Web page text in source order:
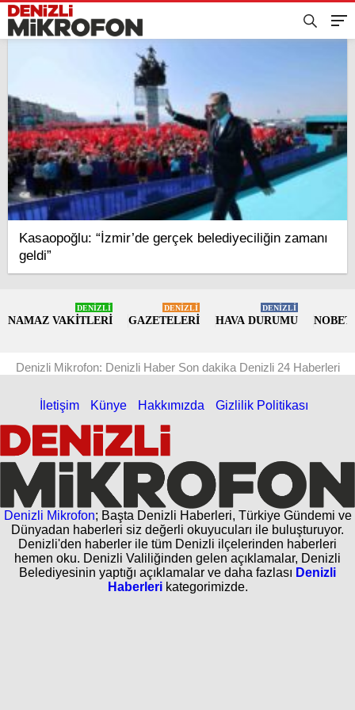
Kasaopoğlu: “İzmir’de gerçek belediyeciliğin zamanı
geldi”
NAMAZ VAKİTLERİ
DENİZLİ
GAZETELERİ
DENİZLİ
HAVA DURUMU
DENİZLİ
Denizli Mikrofon: Denizli Haber Son dakika Denizli 24 Haberleri
İletişim Künye Hakkımızda Gizlilik Politikası
Denizli Mikrofon; Başta Denizli Haberleri, Türkiye Gündemi ve
Dünyadan haberleri siz değerli okuyucuları ile buluşturuyor.
Denizli'den haberler ile tüm Denizli ilçelerinden haberleri
hemen oku. Denizli Valiliğinden gelen açıklamalar, Denizli
Belediyesinin yaptığı açıklamalar ve daha fazlası Denizli
Haberlerikategorimizde.